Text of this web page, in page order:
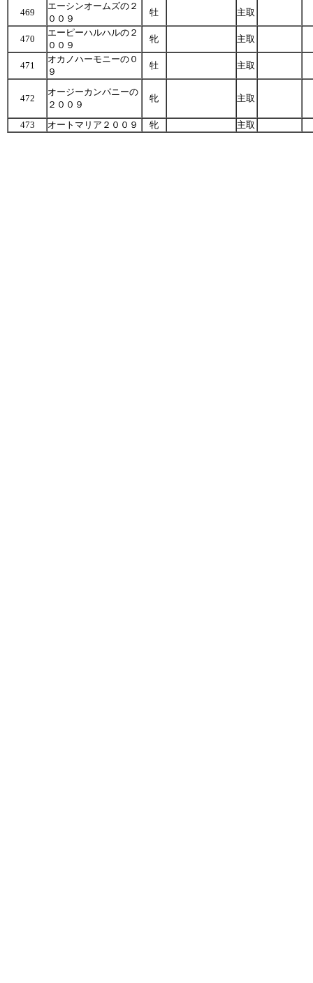
469
エーシンオームズの２
００９
牡 主取
470
エーピーハルハルの２
００９
牝 主取
471
オカノハーモニーの０
９
牡 主取
472
オージーカンパニーの
２００９
牝 主取
473 オートマリア２００９ 牝 主取